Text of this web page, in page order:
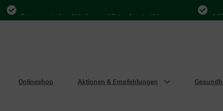
Bequem zwischen Abholung und Botendienst wählen
Onlineshop Aktionen & Empfehlungen